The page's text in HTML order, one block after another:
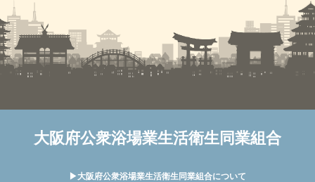
大阪府公衆浴場業生活衛生同業組合
▶︎大阪府公衆浴場業生活衛生同業組合について